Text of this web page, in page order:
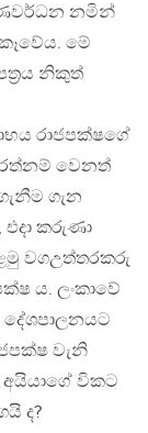
නමින්
මේ
නිකුත්
රාජපක්ෂගේ
වෙනත්
ගැන
කරුණා
වගඋත්තරකරු
ය. ලංකාවේ
දේශපාලනයට
වැනි
විකට
ද?